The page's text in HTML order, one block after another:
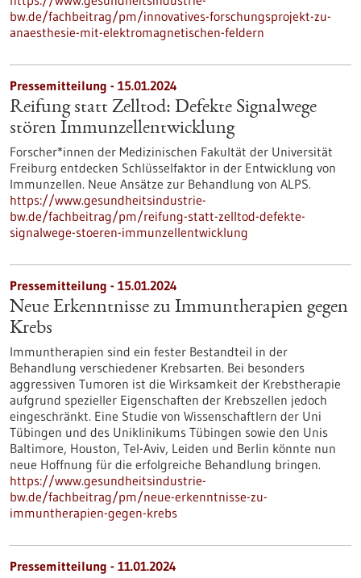
bw.de/fachbeitrag/pm/innovatives-forschungsprojekt-zu-
anaesthesie-mit-elektromagnetischen-feldern
Pressemitteilung - 15.01.2024
Reifung statt Zelltod: Defekte Signalwege
stören Immunzellentwicklung
Forscher*innen der Medizinischen Fakultät der Universität
Freiburg entdecken Schlüsselfaktor in der Entwicklung von
Immunzellen. Neue Ansätze zur Behandlung von ALPS.
https://www.gesundheitsindustrie-
bw.de/fachbeitrag/pm/reifung-statt-zelltod-defekte-
signalwege-stoeren-immunzellentwicklung
Pressemitteilung - 15.01.2024
Neue Erkenntnisse zu Immuntherapien gegen
Krebs
Immuntherapien sind ein fester Bestandteil in der
Behandlung verschiedener Krebsarten. Bei besonders
aggressiven Tumoren ist die Wirksamkeit der Krebstherapie
aufgrund spezieller Eigenschaften der Krebszellen jedoch
eingeschränkt. Eine Studie von Wissenschaftlern der Uni
Tübingen und des Uniklinikums Tübingen sowie den Unis
Baltimore, Houston, Tel-Aviv, Leiden und Berlin könnte nun
neue Hoffnung für die erfolgreiche Behandlung bringen.
https://www.gesundheitsindustrie-
bw.de/fachbeitrag/pm/neue-erkenntnisse-zu-
immuntherapien-gegen-krebs
Pressemitteilung - 11.01.2024